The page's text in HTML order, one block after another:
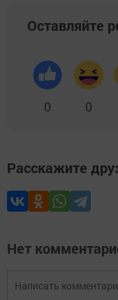
Оставляйте
0 0
Расскажите
Нет